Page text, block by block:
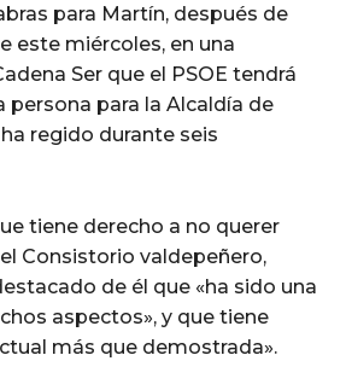
para Martín, después de
este miércoles, en una
Ser que el PSOE tendrá
persona para la Alcaldía de
regido durante seis
tiene derecho a no querer
Consistorio valdepeñero,
de él que «ha sido una
aspectos», y que tiene
más que demostrada».